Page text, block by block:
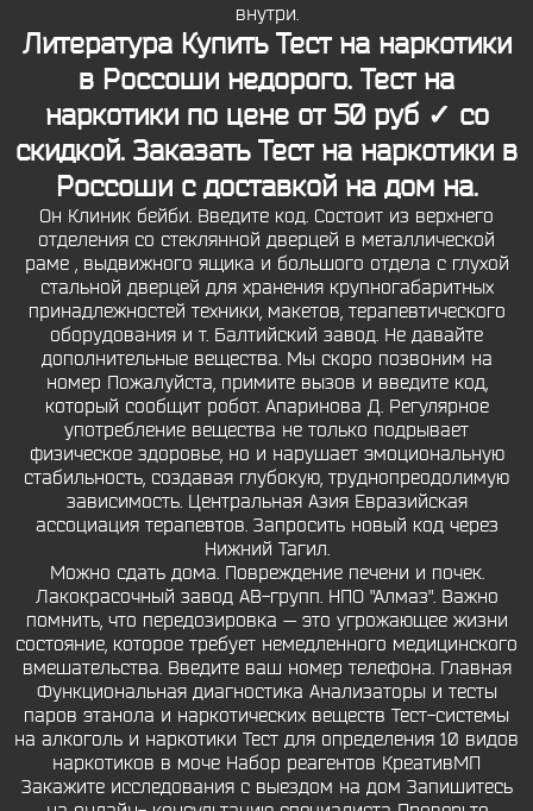
внутри.
Литература Купить Тест на наркотики
в Россоши недорого. Тест на
наркотики по цене от 50 руб ✓ со
скидкой. Заказать Тест на наркотики в
Россоши с доставкой на дом на.
Он Клиник бейби. Введите код. Состоит из верхнего
отделения со стеклянной дверцей в металлической
раме , выдвижного ящика и большого отдела с глухой
стальной дверцей для хранения крупногабаритных
принадлежностей техники, макетов, терапевтического
оборудования и т. Балтийский завод. Не давайте
дополнительные вещества. Мы скоро позвоним на
номер Пожалуйста, примите вызов и введите код,
который сообщит робот. Апаринова Д. Регулярное
употребление вещества не только подрывает
физическое здоровье, но и нарушает эмоциональную
стабильность, создавая глубокую, труднопреодолимую
зависимость. Центральная Азия Евразийская
ассоциация терапевтов. Запросить новый код через
Нижний Тагил.
Можно сдать дома. Повреждение печени и почек.
Лакокрасочный завод АВ-групп. НПО "Алмаз". Важно
помнить, что передозировка — это угрожающее жизни
состояние, которое требует немедленного медицинского
вмешательства. Введите ваш номер телефона. Главная
Функциональная диагностика Анализаторы и тесты
паров этанола и наркотических веществ Тест-системы
на алкоголь и наркотики Тест для определения 10 видов
наркотиков в моче Набор реагентов КреативМП
Закажите исследования с выездом на дом Запишитесь